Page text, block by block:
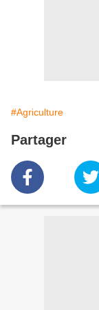
#Agriculture
Partager